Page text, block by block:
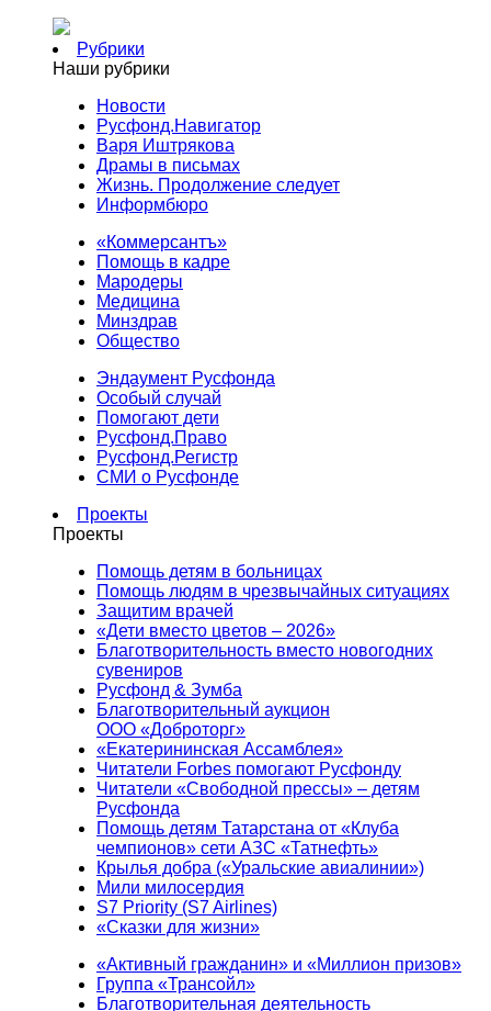
Рубрики
Наши рубрики
Новости
Русфонд.Навигатор
Варя Иштрякова
Драмы в письмах
Жизнь. Продолжение следует
Информбюро
«Коммерсантъ»
Помощь в кадре
Мародеры
Медицина
Минздрав
Общество
Эндаумент Русфонда
Особый случай
Помогают дети
Русфонд.Право
Русфонд.Регистр
СМИ о Русфонде
Проекты
Проекты
Помощь детям в больницах
Помощь людям в чрезвычайных ситуациях
Защитим врачей
«Дети вместо цветов – 2026»
Благотворительность вместо новогодних
сувениров
Русфонд & Зумба
Благотворительный аукцион
ООО «Доброторг»
«Екатерининская Ассамблея»
Читатели Forbes помогают Русфонду
Читатели «Свободной прессы» – детям
Русфонда
Помощь детям Татарстана от «Клуба
чемпионов» сети АЗС «Татнефть»
Крылья добра («Уральские авиалинии»)
Мили милосердия
S7 Priority (S7 Airlines)
«Сказки для жизни»
«Активный гражданин» и «Миллион призов»
Группа «Трансойл»
Благотворительная деятельность